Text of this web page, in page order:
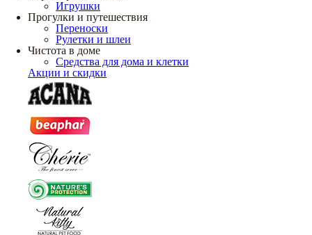
Игрушки
Прогулки и путешествия
Переноски
Рулетки и шлеи
Чистота в доме
Средства для дома и клетки
Акции и скидки